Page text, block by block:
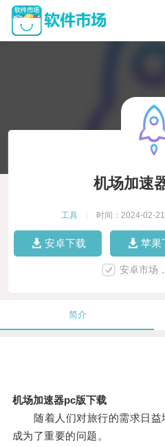
机场加速
工具 时间：2024-02-21
安卓下载 苹果
安卓市场
简介
机场加速器pc版下载
随着人们对旅行的需求日益
成为了重要的问题。